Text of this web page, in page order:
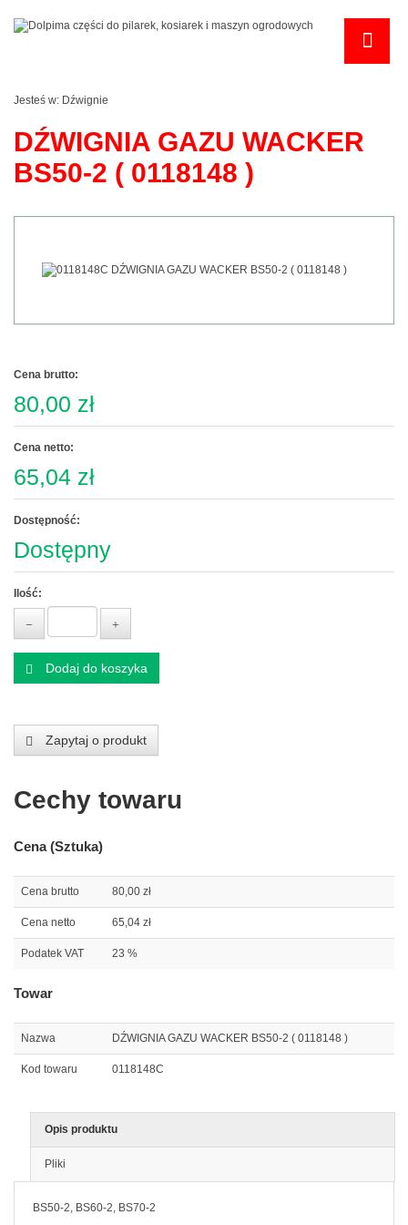
Jesteś w: Dźwignie
DŹWIGNIA GAZU WACKER
BS50-2 ( 0118148 )
Cena brutto:
80,00 zł
Cena netto:
65,04 zł
Dostępność:
Dostępny
Ilość:
Dodaj do koszyka
Zapytaj o produkt
Cechy towaru
Cena (Sztuka)
Cena brutto 80,00 zł
Cena netto 65,04 zł
Podatek VAT 23 %
Towar
Nazwa DŹWIGNIA GAZU WACKER BS50-2 ( 0118148 )
Kod towaru 0118148C
Opis produktu
Pliki
BS50-2, BS60-2, BS70-2